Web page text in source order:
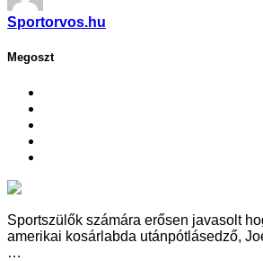
Sportorvos.hu
Megoszt
Sportszülők számára erősen javasolt
amerikai kosárlabda utánpótlásedző,
…